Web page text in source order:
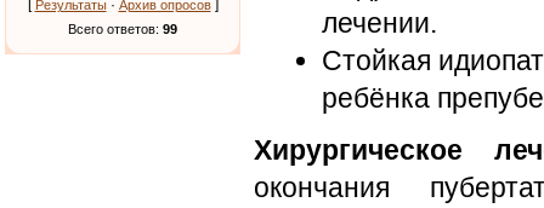
[ Результаты· Архив опросов]
Всего ответов: 99
лечении.
Стойкая
ребёнка
Хирургическое
окончания